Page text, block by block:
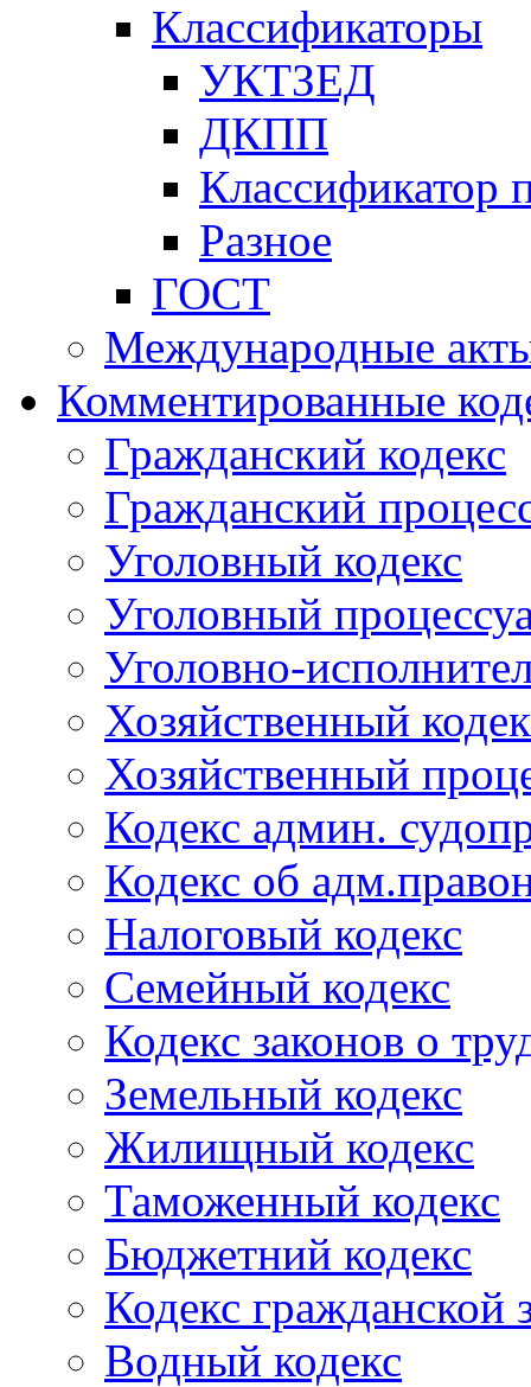
Классификаторы
УКТЗЕД
ДКПП
Классификатор
Разное
ГОСТ
Международные
Комментированные
Гражданский кодекс
Гражданский
Уголовный кодекс
Уголовный
Уголовно-
Хозяйственный
Хозяйственный
Кодекс админ.
Кодекс об
Налоговый кодекс
Семейный кодекс
Кодекс законов о
Земельный кодекс
Жилищный кодекс
Таможенный кодекс
Бюджетний кодекс
Кодекс гражданской
Водный кодекс